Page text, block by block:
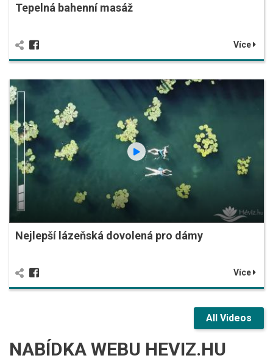
Tepelná bahenní masáž
Více
Nejlepší lázeňská dovolená pro dámy
Více
All Videos
NABÍDKA WEBU HEVIZ.HU